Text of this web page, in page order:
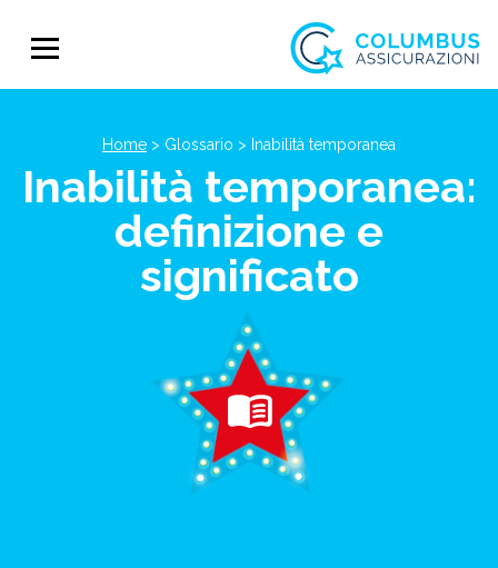
Home > Glossario > Inabilità temporanea
Inabilità temporanea:
definizione e
significato